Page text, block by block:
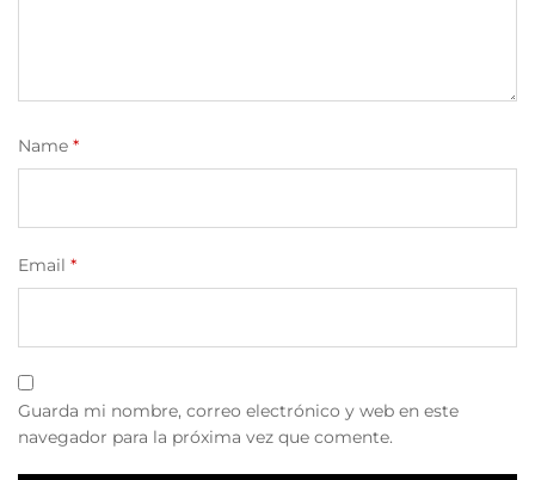
Name *
Email *
Guarda mi nombre, correo electrónico y web en este
navegador para la próxima vez que comente.